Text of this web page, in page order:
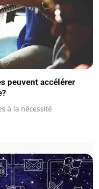
peuvent accélérer
à la nécessité